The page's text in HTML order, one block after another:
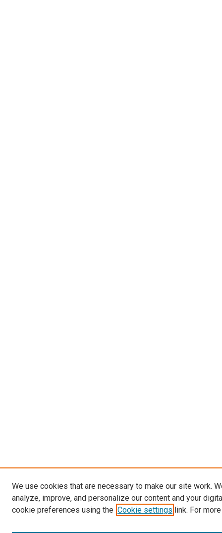
We use cookies that are necessary to make our site work.
analyze, improve, and personalize our content and your
cookie preferences using the Cookie settings link. For